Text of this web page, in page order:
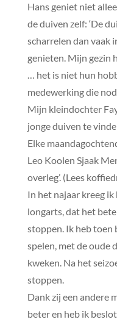
Hans geniet niet
de duiven zelf: ‘De
scharrelen dan vaak
genieten. Mijn gezin
… het is niet hun
medewerking die
Mijn kleindochter
jonge duiven te
Elke
Leo Koolen Sjaak
overleg’. (Lees
In het najaar kreeg
longarts, dat het
stoppen. Ik heb toen
spelen, met de oude
kweken. Na het
stoppen.
Dank zij een andere
beter en heb ik